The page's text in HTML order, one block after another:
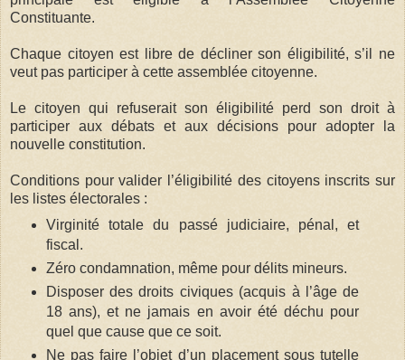
Constituante.
Chaque citoyen est libre de décliner son éligibilité, s’il ne
veut pas participer à cette assemblée citoyenne.
Le citoyen qui refuserait son éligibilité perd son droit à
participer aux débats et aux décisions pour adopter la
nouvelle constitution.
Conditions pour valider l’éligibilité des citoyens inscrits sur
les listes électorales :
Virginité totale du passé judiciaire, pénal, et
fiscal.
Zéro condamnation, même pour délits mineurs.
Disposer des droits civiques (acquis à l’âge de
18 ans), et ne jamais en avoir été déchu pour
quel que cause que ce soit.
Ne pas faire l’objet d’un placement sous tutelle